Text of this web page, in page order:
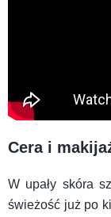
Cera i
W upały skóra
świeżość już po